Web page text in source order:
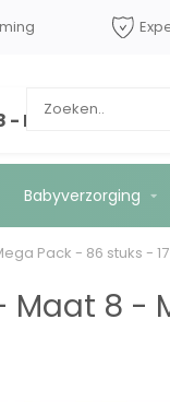
Babyverzorging
Pack - 86 stuks -
Mega Pack - 86
Maat 8 -